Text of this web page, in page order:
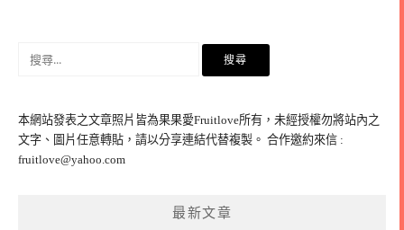
字:
本網站發表之文章照片皆為果果愛Fruitlove所有，未經授權勿將站內之
文字、圖片任意轉貼，請以分享連結代替複製。 合作邀約來信 :
fruitlove@yahoo.com
最新文章